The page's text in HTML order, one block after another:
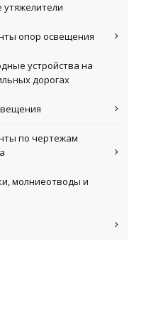
опор освещения
устройства на
дорогах
по чертежам
молниеотводы и